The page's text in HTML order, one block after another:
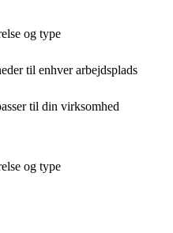
og type
til enhver arbejdsplads
til din virksomhed
og type